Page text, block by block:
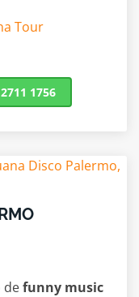
Tour
1756
defunny music